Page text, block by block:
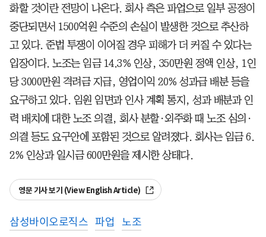
화할 것이란 전망이 나온다. 회사 측은 파업으로 일부 공정이
중단되면서 1500억원 수준의 손실이 발생한 것으로 추산하
고 있다. 준법 투쟁이 이어질 경우 피해가 더 커질 수 있다는
입장이다. 노조는 임금 14.3% 인상, 350만원 정액 인상, 1인
당 3000만원 격려금 지급, 영업이익 20% 성과급 배분 등을
요구하고 있다. 임원 임면과 인사 계획 통지, 성과 배분과 인
력 배치에 대한 노조 의결, 회사 분할·외주화 때 노조 심의·
의결 등도 요구안에 포함된 것으로 알려졌다. 회사는 임금 6.
2% 인상과 일시금 600만원을 제시한 상태다.
영문 기사 보기 (View English Article)
삼성바이오로직스 파업 노조